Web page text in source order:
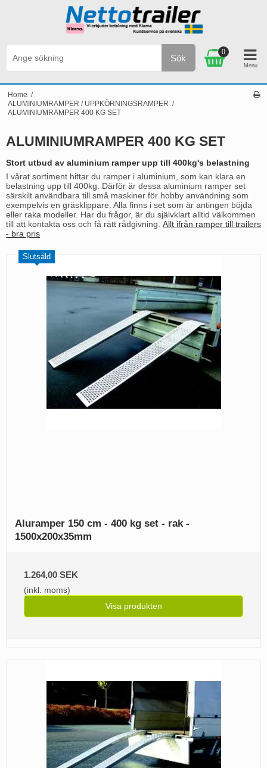
Sök
0
Home /
ALUMINIUMRAMPER / UPPKÖRNINGSRAMPER /
ALUMINIUMRAMPER 400 KG SET
ALUMINIUMRAMPER 400 KG SET
Stort utbud av aluminium ramper upp till 400kg's belastning
I vårat sortiment hittar du ramper i aluminium, som kan klara en
belastning upp till 400kg. Därför är dessa aluminium ramper set
särskilt användbara till små maskiner för hobby användning som
exempelvis en gräsklippare. Alla finns i set som är antingen böjda
eller raka modeller. Har du frågor, är du självklart alltid välkommen
till att kontakta oss och få rätt rådgivning. Allt ifrån ramper till trailers
- bra pris
Slutsåld
Aluramper 150 cm - 400 kg set - rak -
1500x200x35mm
1.264,00 SEK
(inkl. moms)
Visa produkten